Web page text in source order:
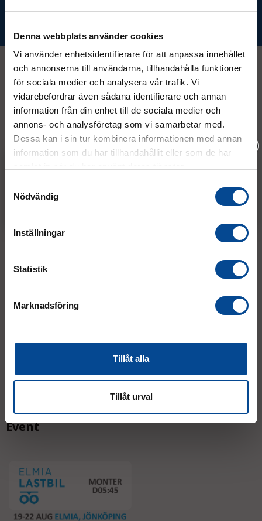
Denna webbplats använder cookies
Vi använder enhetsidentifierare för att anpassa innehållet
och annonserna till användarna, tillhandahålla funktioner
för sociala medier och analysera vår trafik. Vi
vidarebefordrar även sådana identifierare och annan
information från din enhet till de sociala medier och
annons- och analysföretag som vi samarbetar med.
Dessa kan i sin tur kombinera informationen med annan
information som du har tillhandahållit eller som de har
Nödvändig
Inställningar
Statistik
Marknadsföring
Tillåt alla
Tillåt urval
Kontakt
08 - 544 401 50
info@micrologistic.com
Fre:7.30–14.00
AVVIKANDE ÖPPETTIDER
Event